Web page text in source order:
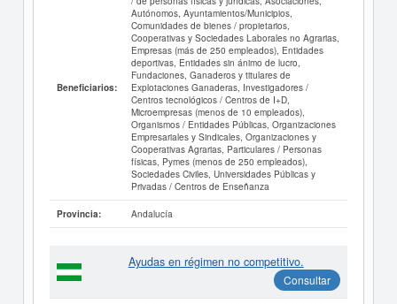
Beneficiarios:
Autónomos, Ayuntamientos/Municipios,
Comunidades de bienes / propietarios,
Cooperativas y Sociedades Laborales no Agrarias,
Empresas (más de 250 empleados), Entidades
deportivas, Entidades sin ánimo de lucro,
Fundaciones, Ganaderos y titulares de
Explotaciones Ganaderas, Investigadores /
Centros tecnológicos / Centros de I+D,
Microempresas (menos de 10 empleados),
Organismos / Entidades Públicas, Organizaciones
Empresariales y Sindicales, Organizaciones y
Cooperativas Agrarias, Particulares / Personas
físicas, Pymes (menos de 250 empleados),
Sociedades Civiles, Universidades Públicas y
Privadas / Centros de Enseñanza
Provincia: Andalucía
Ayudas en régimen no competitivo.
Consultar